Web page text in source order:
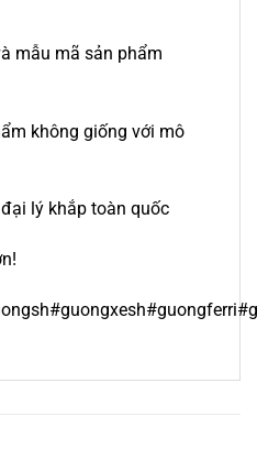
mẫu mã sản phẩm
không giống với mô
lý khắp toàn quốc